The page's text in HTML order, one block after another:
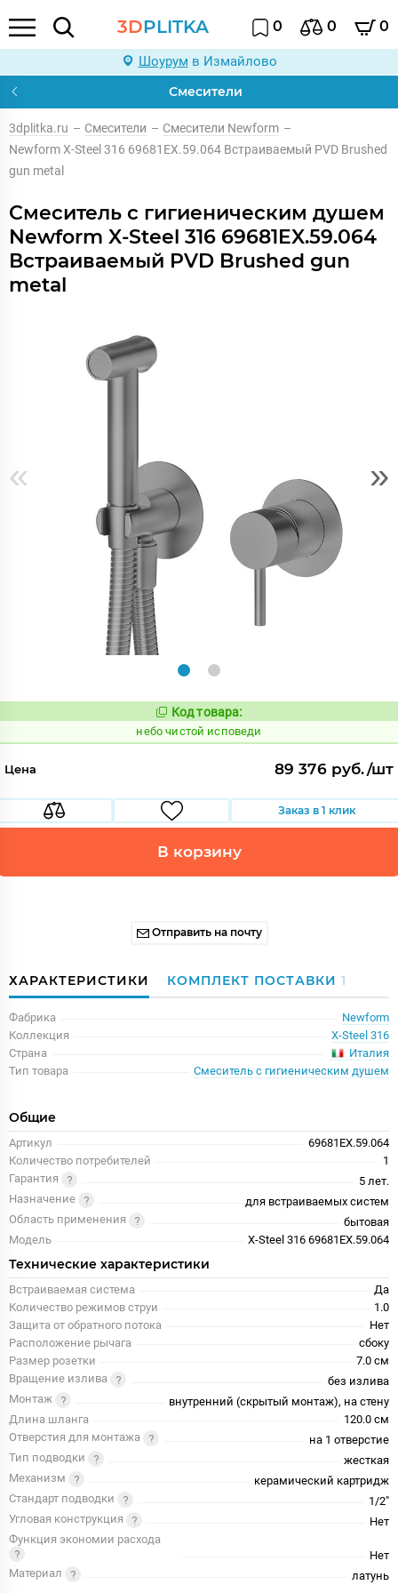
3DPLITKA 0 0 0
Шоурум в Измайлово
Смесители
3dplitka.ru – Смесители – Смесители Newform –
Newform X-Steel 316 69681EX.59.064 Встраиваемый PVD Brushed
gun metal
Смеситель с гигиеническим душем
Newform X-Steel 316 69681EX.59.064
Встраиваемый PVD Brushed gun
metal
« »
Код:
1123910
Код товара:
небо чистой исповеди
Цена 89 376 руб./шт
Заказ в 1 клик
В корзину
Отправить на почту
ХАРАКТЕРИСТИКИ КОМПЛЕКТ ПОСТАВКИ 1
Фабрика
Newform
Коллекция
X-Steel 316
Страна
Италия
Тип товара
Смеситель с гигиеническим душем
Общие
Артикул
69681EX.59.064
Количество потребителей
1
Гарантия
5 лет.
Назначение
для встраиваемых систем
Область применения
бытовая
Модель
X-Steel 316 69681EX.59.064
Технические характеристики
Встраиваемая система
Да
Количество режимов струи
1.0
Защита от обратного потока
Нет
Расположение рычага
сбоку
Размер розетки
7.0 см
Вращение излива
без излива
Монтаж
внутренний (скрытый монтаж), на стену
Длина шланга
120.0 см
Отверстия для монтажа
на 1 отверстие
Тип подводки
жесткая
Механизм
керамический картридж
Стандарт подводки
1/2"
Угловая конструкция
Нет
Функция экономии расхода
Нет
Материал
латунь